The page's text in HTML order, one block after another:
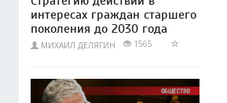
интересах граждан старшего
поколения до 2030 года
МИХАИЛ ДЕЛЯГИН 1565